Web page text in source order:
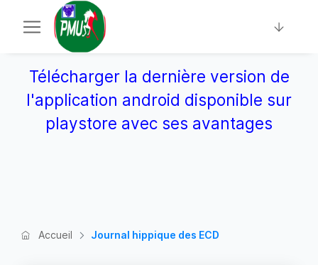
Télécharger la dernière version de
l'application android disponible sur
playstore avec ses avantages
Accueil Journal hippique des ECD